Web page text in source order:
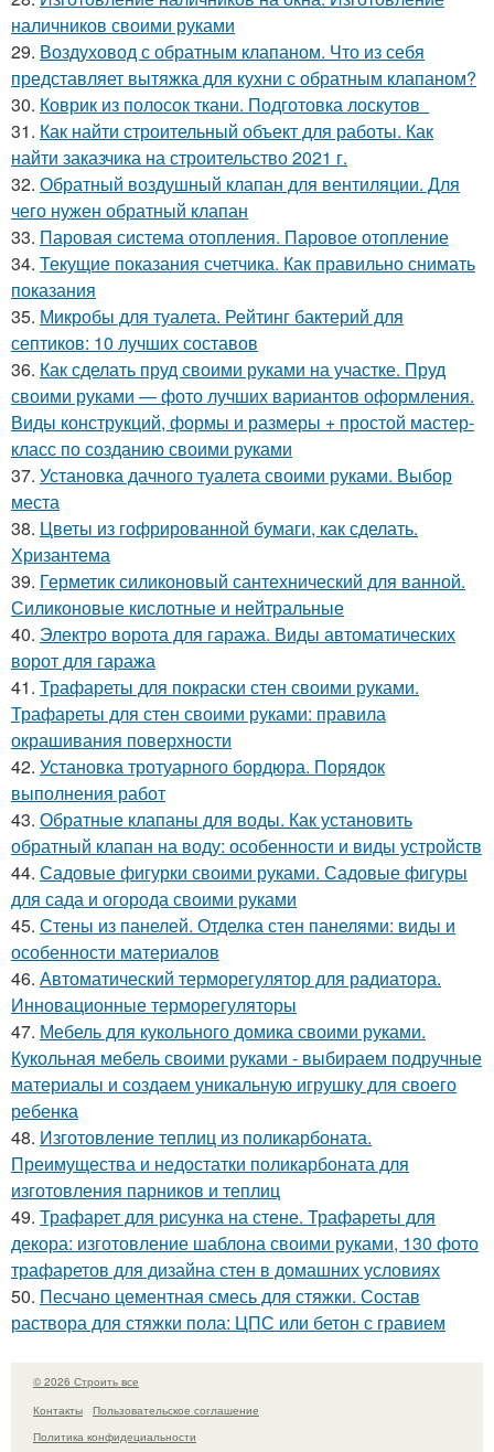
наличников своими руками
29. Воздуховод с обратным клапаном. Что из себя
представляет вытяжка для кухни с обратным клапаном?
30. Коврик из полосок ткани. Подготовка лоскутов
31. Как найти строительный объект для работы. Как
найти заказчика на строительство 2021 г.
32. Обратный воздушный клапан для вентиляции. Для
чего нужен обратный клапан
33. Паровая система отопления. Паровое отопление
34. Текущие показания счетчика. Как правильно снимать
показания
35. Микробы для туалета. Рейтинг бактерий для
септиков: 10 лучших составов
36. Как сделать пруд своими руками на участке. Пруд
своими руками — фото лучших вариантов оформления.
Виды конструкций, формы и размеры + простой мастер-
класс по созданию своими руками
37. Установка дачного туалета своими руками. Выбор
места
38. Цветы из гофрированной бумаги, как сделать.
Хризантема
39. Герметик силиконовый сантехнический для ванной.
Силиконовые кислотные и нейтральные
40. Электро ворота для гаража. Виды автоматических
ворот для гаража
41. Трафареты для покраски стен своими руками.
Трафареты для стен своими руками: правила
окрашивания поверхности
42. Установка тротуарного бордюра. Порядок
выполнения работ
43. Обратные клапаны для воды. Как установить
обратный клапан на воду: особенности и виды устройств
44. Садовые фигурки своими руками. Садовые фигуры
для сада и огорода своими руками
45. Стены из панелей. Отделка стен панелями: виды и
особенности материалов
46. Автоматический терморегулятор для радиатора.
Инновационные терморегуляторы
47. Мебель для кукольного домика своими руками.
Кукольная мебель своими руками - выбираем подручные
материалы и создаем уникальную игрушку для своего
ребенка
48. Изготовление теплиц из поликарбоната.
Преимущества и недостатки поликарбоната для
изготовления парников и теплиц
49. Трафарет для рисунка на стене. Трафареты для
декора: изготовление шаблона своими руками, 130 фото
трафаретов для дизайна стен в домашних условиях
50. Песчано цементная смесь для стяжки. Состав
раствора для стяжки пола: ЦПС или бетон с гравием
© 2026 Строить все
Контакты
Пользовательское соглашение
Политика конфидециальности